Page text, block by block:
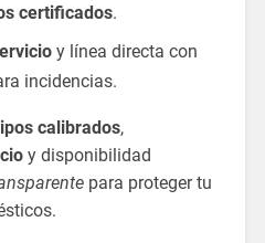
certificados.
y línea directa con
incidencias.
calibrados,
y disponibilidad
para proteger tu